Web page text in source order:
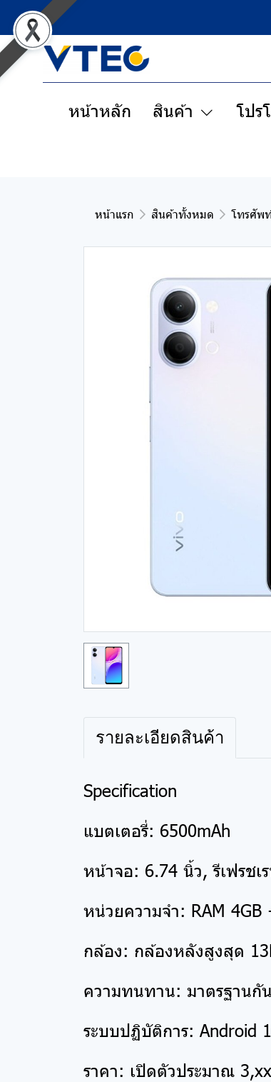
หน้าหลัก สินค้า โปร
หน้าแรก สินค้าทั้งหมด โทรศัพ
รายละเอียดสินค้า
Specification
แบตเตอรี่: 6500mAh
หน้าจอ: 6.74 นิ้ว, รีเฟรชเ
หน่วยความจำ: RAM 4GB
กล้อง: กล้องหลังสูงสุด
ความทนทาน: มาตรฐานกั
ระบบปฏิบัติการ: Android
ราคา: เปิดตัวประมาณ